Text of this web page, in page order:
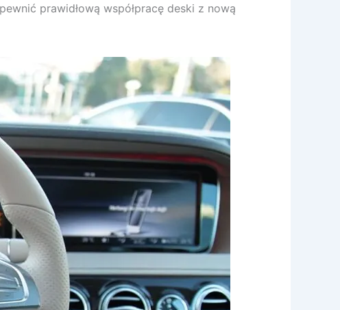
prawidłową współpracę deski z nową